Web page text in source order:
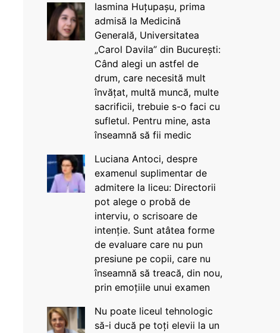
Iasmina Huțupașu, prima
admisă la Medicină
Generală, Universitatea
„Carol Davila” din București:
Când alegi un astfel de
drum, care necesită mult
învățat, multă muncă, multe
sacrificii, trebuie s-o faci cu
sufletul. Pentru mine, asta
înseamnă să fii medic
Luciana Antoci, despre
examenul suplimentar de
admitere la liceu: Directorii
pot alege o probă de
interviu, o scrisoare de
intenție. Sunt atâtea forme
de evaluare care nu pun
presiune pe copii, care nu
înseamnă să treacă, din nou,
prin emoțiile unui examen
Nu poate liceul tehnologic
să-i ducă pe toți elevii la un